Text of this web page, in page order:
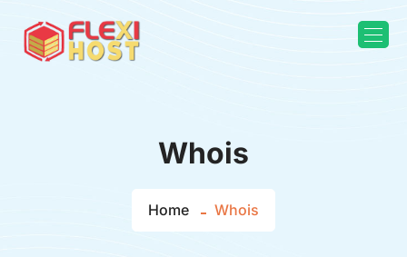
Whois
Home Whois